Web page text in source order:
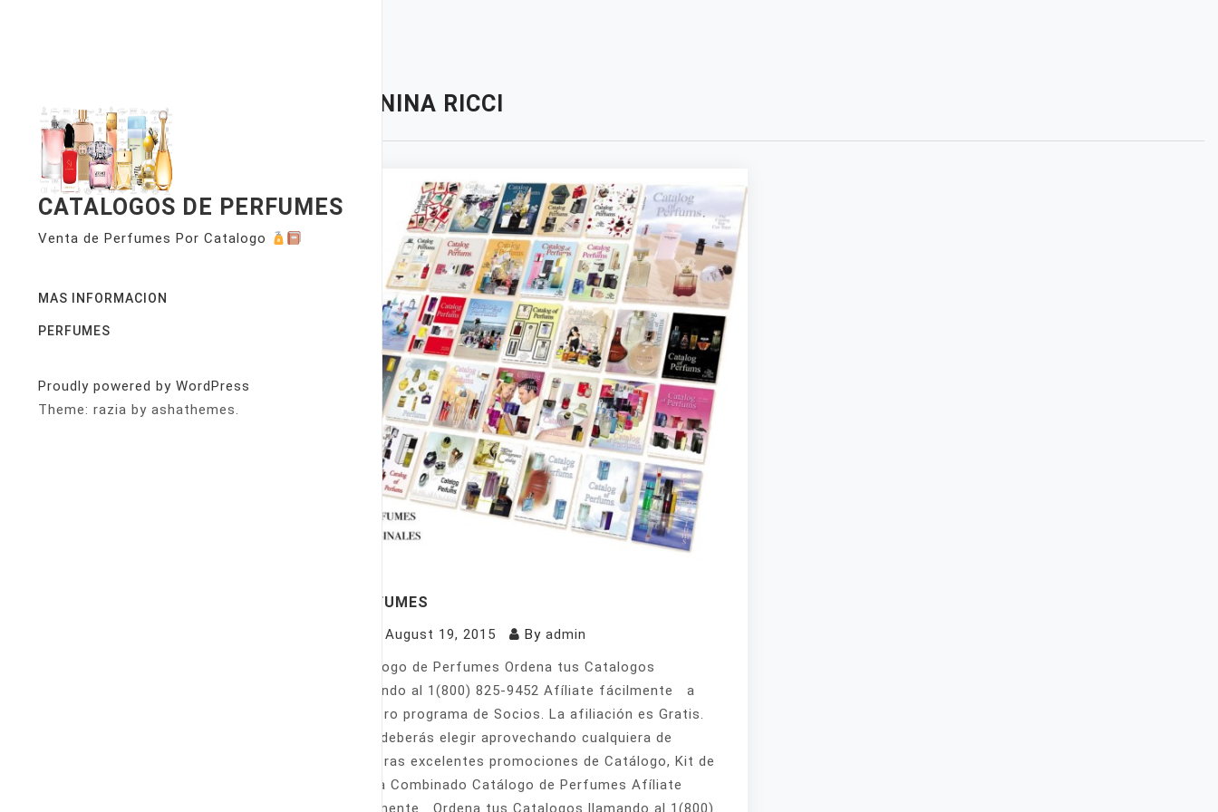
CATALOGOS DE PERFUMES
Venta de Perfumes Por Catalogo
MAS INFORMACION
PERFUMES
Proudly powered by WordPress
Theme: razia by ashathemes.
NINA RICCI
PERFUMES
August 19, 2015 By admin
Catálogo de Perfumes Ordena tus Catalogos
llamando al 1(800) 825-9452 Afíliate fácilmente a
nuestro programa de Socios. La afiliación es Gratis.
Sólo deberás elegir aprovechando cualquiera de
nuestras excelentes promociones de Catálogo, Kit de
Venta Combinado Catálogo de Perfumes Afíliate
fácilmente Ordena tus Catalogos llamando al 1(800)